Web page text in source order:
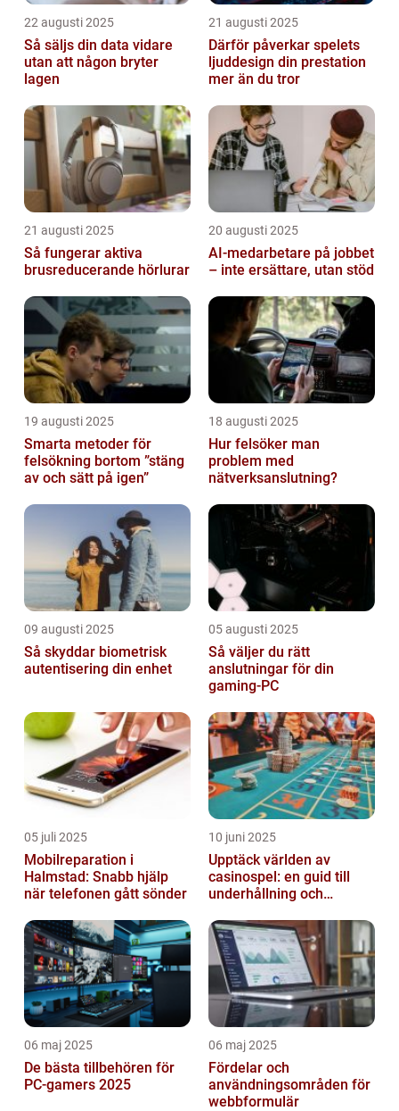
22 augusti 2025
Så säljs din data vidare
utan att någon bryter
lagen
21 augusti 2025
Därför påverkar spelets
ljuddesign din prestation
mer än du tror
21 augusti 2025
Så fungerar aktiva
brusreducerande hörlurar
20 augusti 2025
AI‑medarbetare på jobbet
– inte ersättare, utan stöd
19 augusti 2025
Smarta metoder för
felsökning bortom ”stäng
av och sätt på igen”
18 augusti 2025
Hur felsöker man
problem med
nätverksanslutning?
09 augusti 2025
Så skyddar biometrisk
autentisering din enhet
05 augusti 2025
Så väljer du rätt
anslutningar för din
gaming-PC
05 juli 2025
Mobilreparation i
Halmstad: Snabb hjälp
när telefonen gått sönder
10 juni 2025
Upptäck världen av
casinospel: en guid till
underhållning och
06 maj 2025
De bästa tillbehören för
PC-gamers 2025
06 maj 2025
Fördelar och
användningsområden för
webbformulär